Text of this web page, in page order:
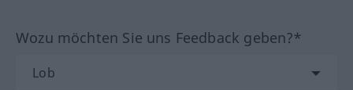
Wozu möchten Sie uns Feedback geben?*